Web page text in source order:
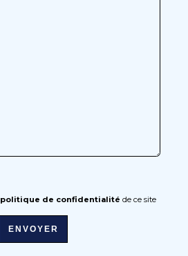
politique de confidentialité de ce site
ENVOYER